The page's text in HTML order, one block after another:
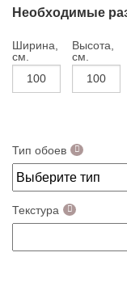
Необходимые
Ширина,
см.
Высота,
см.
Тип обоев
Текстура